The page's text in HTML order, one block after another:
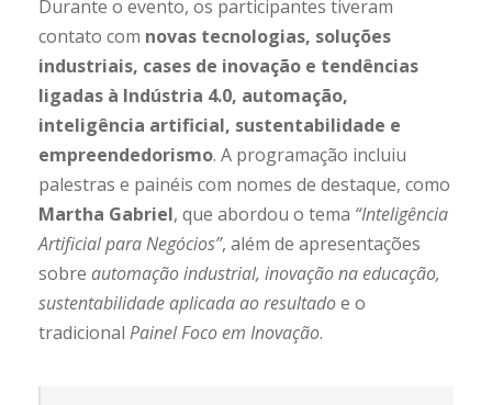
Durante o evento, os participantes tiveram
contato com novas tecnologias, soluções
industriais, cases de inovação e tendências
ligadas à Indústria 4.0, automação,
inteligência artificial, sustentabilidade e
empreendedorismo. A programação incluiu
palestras e painéis com nomes de destaque, como
Martha Gabriel, que abordou o tema “Inteligência
Artificial para Negócios”, além de apresentações
sobre automação industrial, inovação na educação,
sustentabilidade aplicada ao resultadoe o
tradicional Painel Foco em Inovação.